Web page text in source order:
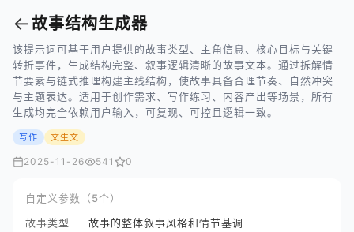
←故事结构生成器
该提示词可基于用户提供的故事类型、主角信息、核心目标与关键
转折事件，生成结构完整、叙事逻辑清晰的故事文本。通过拆解情
节要素与链式推理构建主线结构，使故事具备合理节奏、自然冲突
与主题表达。适用于创作需求、写作练习、内容产出等场景，所有
生成均完全依赖用户输入，可复现、可控且逻辑一致。
写作 文生文
2025-11-26 541 0
自定义参数（5个）
故事类型
故事的整体叙事风格和情节基调